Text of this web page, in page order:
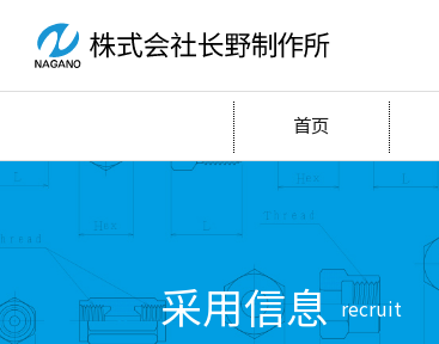
首页
采用信息 recruit